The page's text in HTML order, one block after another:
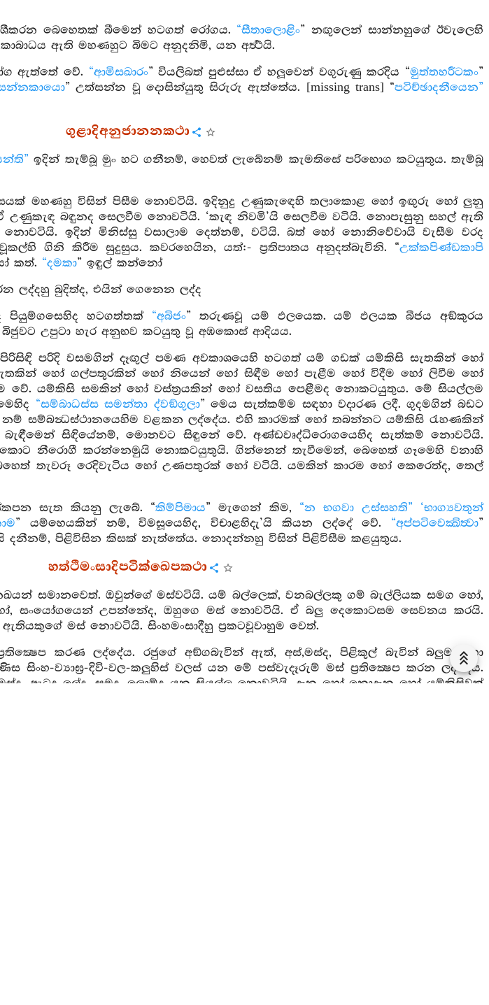
බෙහෙතක් බීමෙන් හටගත් රෝගය. “සීතාලොළිං” නඟුලෙන් සාන්නහුගේ ඊවැලෙහි
ඇති මහණහුට බිමට අනුදනිමි, යන අර්‍ත්‍ථයි.
ඇත්තේ වේ. “ආමිසඛාරං” වියලිබත් පුළුස්සා ඒ හලූවෙන් වගුරුණු කරදිය “මුත්තහරීටකං”
” උත්සන්න වූ දොසින්යුතු සිරුරු ඇත්තේය. [missing trans] “පටිච්ඡාදනීයෙන”
ගුළාදිඅනුජානනකථා
ඉදින් තැම්බූ මුං හට ගනීනම්, හෙවත් ලැබේනම් කැමතිසේ පරිභොග කටයුතුය. තැම්බූ
මහණහු විසින් පිසීම නොවටියි. ඉදිනුදු උණුකැඳෙහි තලාකොළ හෝ ඉඟුරු හෝ ලුනු
උණුකැඳ බඳුනද සෙලවීම නොවටියි. ‘කැඳ නිවමි’යි සෙලවීම වටියි. නොපැසුනු සහල් ඇති
ඉදින් මිනිස්සු වසාලාම දෙත්නම්, වටියි. බත් හෝ නොනිවේවායි වැසීම වරද
ගිනි කිරීම සුදුසුය. කවරහෙයින, යත්:- ප්‍රතිපාතය අනුදත්බැවිනි. “උක්කපිණ්ඩකාපි
කත්. “දමකා” ඉඳුල් කන්නෝ
ලද්දහු බුදිත්ද, එයින් ගෙනෙන ලද්ද
පියුම්ගසෙහිද හටගත්තක් “අබිජං” තරුණවූ යම් ඵලයෙක. යම් ඵලයක බීජය අඞ්කුරය
බිජුවට උපුටා හැර අනුභව කටයුතු වූ අඹකොස් ආදියය.
පිරිසිඳි පරිදි වසමගින් දෑඟුල් පමණ අවකාශයෙහි හටගත් යම් ගඩක් යම්කිසි සැතකින් හෝ
හෝ ගල්පතුරකින් හෝ නියෙන් හෝ සිඳීම හෝ පැළීම හෝ විදීම හෝ ලිවීම හෝ
වේ. යම්කිසි සමකින් හෝ වස්ත්‍රයකින් හෝ වසතිය පෙළීමද නොකටයුතුය. මේ සියල්ලම
“සම්බාධස්ස සමන්තා ද්වඞ්ගුලා” මෙය සැත්කම්ම සඳහා වදාරණ ලදී. ගුදමගින් බඩට
නම් සම්බන්‍ධස්ථානයෙහිම වළකන ලද්දේය. එහි කාරමක් හෝ තබන්නට යම්කිසි රැහණකින්
සිඳියේනම්, මොනවට සිඳුනේ වේ. අණ්ඩවෘද්ධිරොගයෙහිද සැත්කම් නොවටියි.
නීරොගී කරන්නෙමුයි නොකටයුතුයි. ගින්නෙන් තැවීමෙන්, බෙහෙත් ගෑමෙහි වනාහි
තැවරූ රෙදිවැටිය හෝ උණපතුරක් හෝ වටියි. යමකින් කාරම හෝ කෙරෙත්ද, තෙල්
සැත කියනු ලැබේ. “කිම්පිමාය” මැගෙන් කිම, “න භගවා උස්සහති” ‘භාග්‍යවතුන්
” යම්හෙයකින් නම්, විමසූයෙහිද, විචාළහිදැ’යි කියන ලද්දේ වේ. “අප්පටිවෙක්‍ඛිත්‍වා”
දනීනම්, පිළිවිසින කිසක් නැත්තේය. නොදන්නහු විසින් පිළිවිසීම කළයුතුය.
හත්ථිමංසාදිපටික්ඛෙපකථා
සමානවෙත්. ඔවුන්ගේ මස්වටියි. යම් බල්ලෙක්, වනබල්ලකු ගම් බැල්ලියක සමග හෝ,
සංයෝගයෙන් උපන්නේද, ඔහුගෙ මස් නොවටියි. ඒ බලු දෙකොටසම සෙවනය කරයි.
මස් නොවටියි. සිංහමංසාදීහු ප්‍රකටවූවාහුම වෙත්.
කරණ ලද්දේය. රජුගේ අඞ්ගබැවින් ඇත්, අස්,මස්ද, පිළිකුල් බැවින් බලුමස් හා
ව්‍යාඝ්‍ර-දිවි-වල-කලුහිස් වලස් යන මේ පස්වැදෑරුම් මස් ප්‍රතික්‍ෂෙප කරන ලද්දේය.
මස්ද, ඇටද ලේද, සමද, ලොම්ද යන සියල්ල නොවටියි. දැන හෝ නොදැන හෝ යම්කිසිවක්